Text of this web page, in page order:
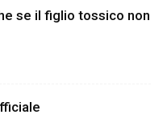
se il figlio tossico non